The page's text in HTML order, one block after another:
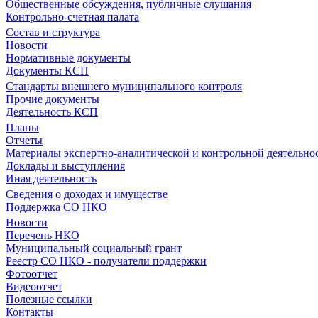
Общественные обсуждения, публичные слушания
Контрольно-счетная палата
Состав и структура
Новости
Нормативные документы
Документы КСП
Стандарты внешнего муниципального контроля
Прочие документы
Деятельность КСП
Планы
Отчеты
Материалы экспертно-аналитической и контрольной
Доклады и выступления
Иная деятельность
Сведения о доходах и имуществе
Поддержка СО НКО
Новости
Перечень НКО
Муниципальный социальный грант
Реестр СО НКО - получатели поддержки
Фотоотчет
Видеоотчет
Полезные ссылки
Контакты